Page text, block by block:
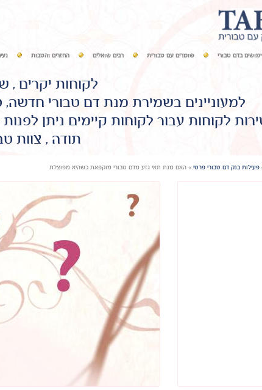
בדם טבורי שומרים עם טבורית רבים שואלים החזרים והטבות
לקוחות יקרים ,
למעוניינים בשמירת מנת דם טבורי
לקוחות עבור לקוחות קיימים ניתן
תודה , צוות
פעילות בנק דם טבורי פרטי » האם מנת תאי גזע מדם טבורי מוקפאת כשהיא מפוצלת